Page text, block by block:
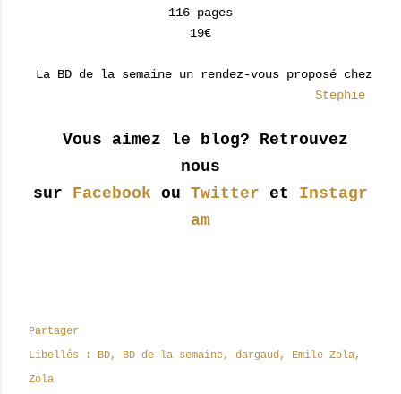
116 pages
19€
La BD de la semaine un rendez-vous proposé chez
Stephie
Vous aimez le blog? Retrouvez
nous
sur Facebook ou Twitter et Instagr
am
Partager
Libellés :
BD BD de la semaine dargaud
Emile Zola
Zola